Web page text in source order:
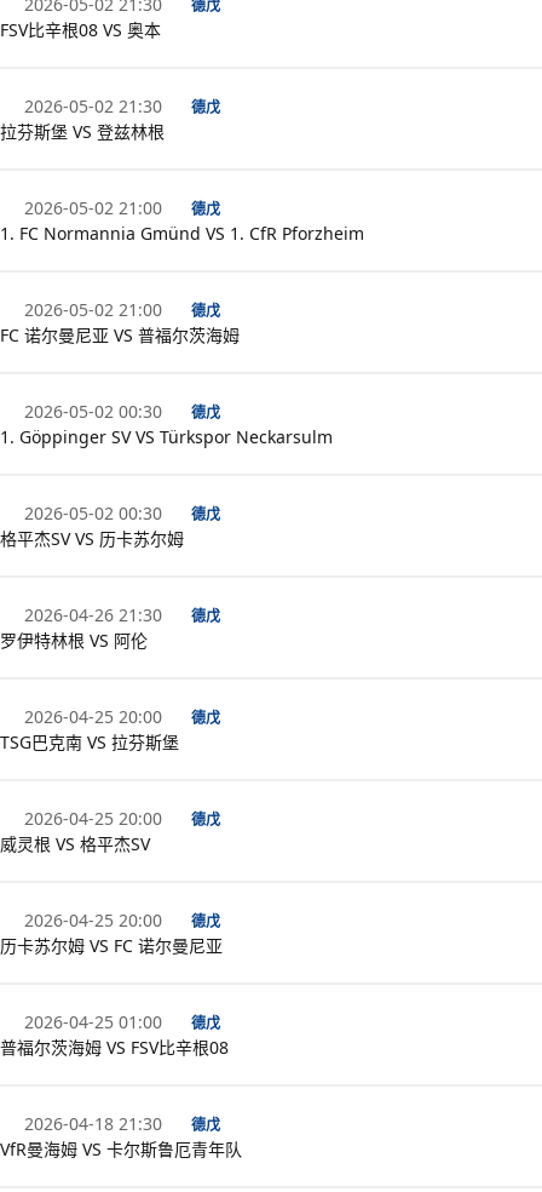
德戊
FSV比辛根08 VS 奥本
2026-05-02 21:30 德戊
拉芬斯堡 VS 登兹林根
2026-05-02 21:00 德戊
1. FC Normannia Gmünd VS 1. CfR Pforzheim
2026-05-02 21:00 德戊
FC 诺尔曼尼亚 VS 普福尔茨海姆
2026-05-02 00:30 德戊
1. Göppinger SV VS Türkspor Neckarsulm
2026-05-02 00:30 德戊
格平杰SV VS 历卡苏尔姆
2026-04-26 21:30 德戊
罗伊特林根 VS 阿伦
2026-04-25 20:00 德戊
TSG巴克南 VS 拉芬斯堡
2026-04-25 20:00 德戊
威灵根 VS 格平杰SV
2026-04-25 20:00 德戊
历卡苏尔姆 VS FC 诺尔曼尼亚
2026-04-25 01:00 德戊
普福尔茨海姆 VS FSV比辛根08
2026-04-18 21:30 德戊
VfR曼海姆 VS 卡尔斯鲁厄青年队